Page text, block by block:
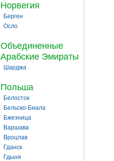
Норвегия
Берген
Осло
Объединенные
Арабские Эмираты
Шарджа
Польша
Белосток
Бельско-Биала
Бжезница
Варшава
Вроцлав
Гданск
Гдыня